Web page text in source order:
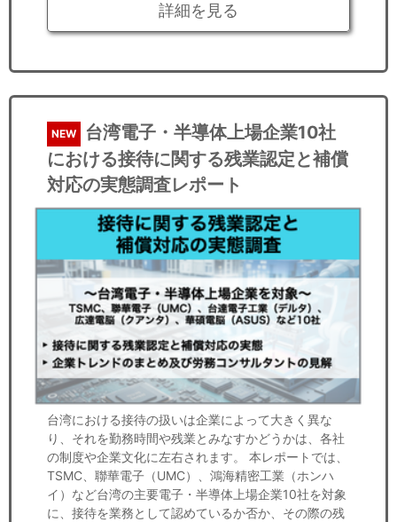
詳細を見る
NEW
台湾電子・半導体上場企業10社
における接待に関する残業認定と補償
対応の実態調査レポート
台湾における接待の扱いは企業によって大きく異な
り、それを勤務時間や残業とみなすかどうかは、各社
の制度や企業文化に左右されます。 本レポートでは、
TSMC、聯華電子（UMC）、鴻海精密工業（ホンハ
イ）など台湾の主要電子・半導体上場企業10社を対象
に、接待を業務として認めているか否か、その際の残